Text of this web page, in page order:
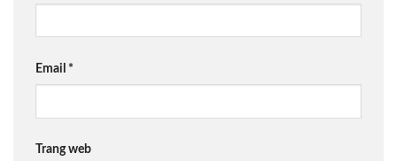
Email *
Trang web